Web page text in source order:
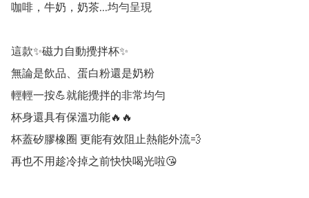
咖啡，牛奶，奶茶...均勻呈現
這款✨磁力自動攪拌杯✨
無論是飲品、蛋白粉還是奶粉
輕輕一按💪就能攪拌的非常均勻
杯身還具有保溫功能🔥🔥
杯蓋矽膠橡圈 更能有效阻止熱能外流💨
再也不用趁冷掉之前快快喝光啦😘